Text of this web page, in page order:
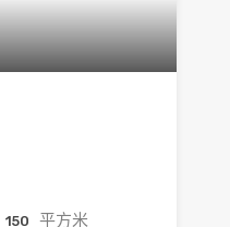
150 平方米